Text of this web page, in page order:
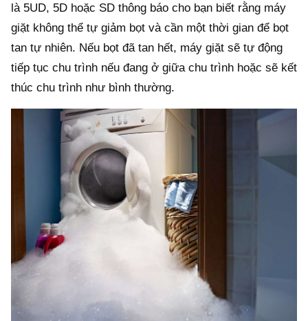
là 5UD, 5D hoặc SD thông báo cho bạn biết rằng máy
giặt không thể tự giảm bọt và cần một thời gian để bọt
tan tự nhiên. Nếu bọt đã tan hết, máy giặt sẽ tự động
tiếp tục chu trình nếu đang ở giữa chu trình hoặc sẽ kết
thúc chu trình như bình thường.